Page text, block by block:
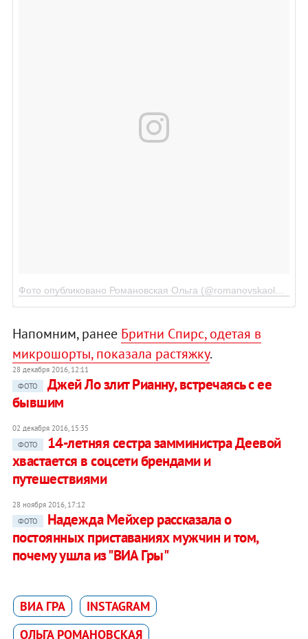
Напомним, ранее Бритни Спирс, одетая в
микрошорты, показала растяжку.
28 декабря 2016, 12:11
ФОТО
Джей Ло злит Рианну, встречаясь с ее
бывшим
02 декабря 2016, 15:35
ФОТО
14-летняя сестра замминистра Деевой
хвастается в соцсети брендами и
путешествиями
28 ноября 2016, 17:12
ФОТО
Надежда Мейхер рассказала о
постоянных приставаниях мужчин и том,
почему ушла из "ВИА Гры"
ВИА ГРА
INSTAGRAM
ОЛЬГА РОМАНОВСКАЯ